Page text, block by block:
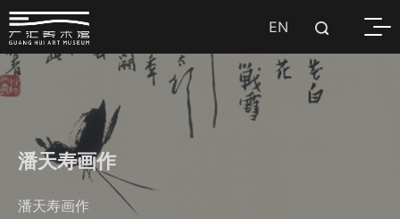
EN
潘天寿画作
潘天寿画作